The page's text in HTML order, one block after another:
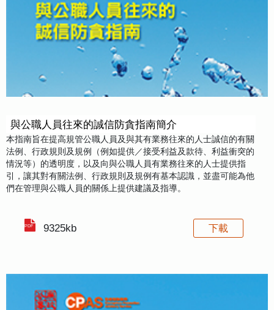
與公職人員往來的誠信防貪指南簡介
本指南旨在提高規管公職人員及與其有業務往來的人士誠信的有關
法例、行政規則及規例（例如提供／接受利益及款待、利益衝突的
情況等）的透明度，以及向與公職人員有業務往來的人士提供指
引，讓其對有關法例、行政規則及規例有基本認識，並盡可能為他
們在管理與公職人員的關係上提供建議及指導。
9325kb 下載